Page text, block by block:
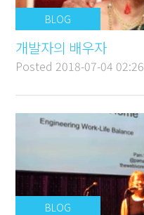
BLOG
개발자의 배우자
Posted 2018-07-04 02:26
BLOG